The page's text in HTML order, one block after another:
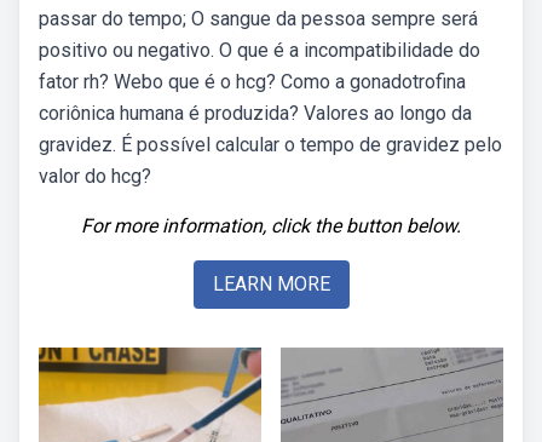
passar do tempo; O sangue da pessoa sempre será
positivo ou negativo. O que é a incompatibilidade do
fator rh? Webo que é o hcg? Como a gonadotrofina
coriônica humana é produzida? Valores ao longo da
gravidez. É possível calcular o tempo de gravidez pelo
valor do hcg?
For more information, click the button below.
LEARN MORE